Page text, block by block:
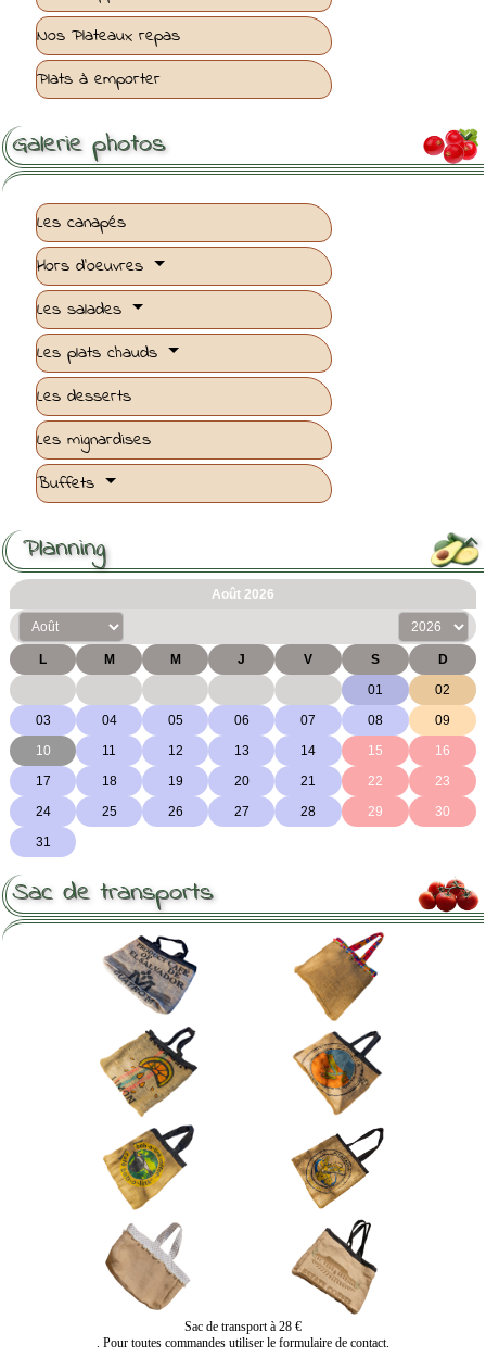
Nos Plateaux repas
Plats à emporter

Galerie photos
Les canapés
Hors d'oeuvres
Les salades
Les plats chauds
Les desserts
Les mignardises
Buffets

Planning
Sac de transports
Sac de transport à 28 €
. Pour toutes commandes utiliser le formulaire de contact.